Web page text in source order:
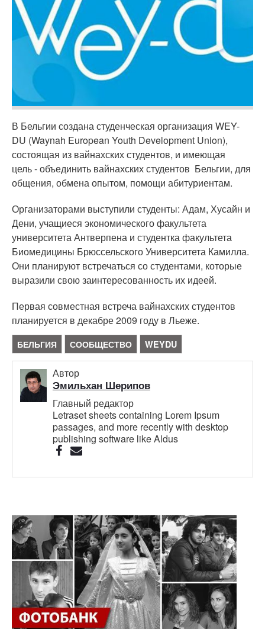
В Бельгии создана студенческая организация WEY-
DU (Waynah European Youth Development Union),
состоящая из вайнахских студентов, и имеющая
цель - объединить вайнахских студентов Бельгии, для
общения, обмена опытом, помощи абитуриентам.
Организаторами выступили студенты: Адам, Хусайн и
Дени, учащиеся экономического факультета
университета Антверпена и студентка факультета
Биомедицины Брюссельского Университета Камилла.
Они планируют встречаться со студентами, которые
выразили свою заинтересованность их идеей.
Первая совместная встреча вайнахских студентов
планируется в декабре 2009 году в Льеже.
БЕЛЬГИЯ СООБЩЕСТВО WEYDU
Автор
Эмильхан Шерипов
Главный редактор
Letraset sheets containing Lorem Ipsum
passages, and more recently with desktop
publishing software like Aldus